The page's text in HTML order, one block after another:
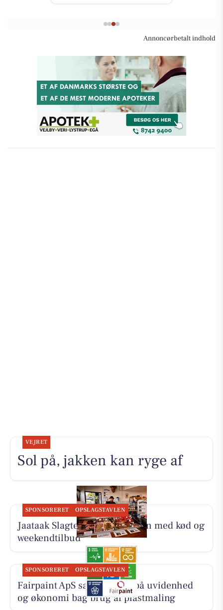
Annoncørbetalt indhold
VEJRET
Sol på, jakken kan ryge af
SPONSORERET OPSLAGSTAVLEN
Jaataak Slagteren fylder disken med kød og
weekendtilbud
SPONSORERET OPSLAGSTAVLEN
Fairpaint ApS sætter fokus på uvidenhed
og økonomi bag brug af plastmaling